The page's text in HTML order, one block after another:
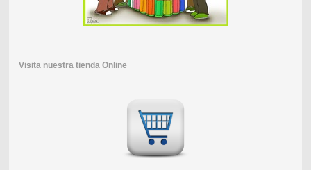
Visita nuestra tienda Online